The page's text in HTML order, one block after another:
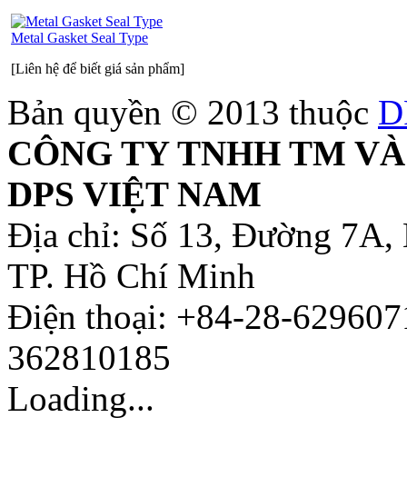
Metal Gasket Seal Type
[Liên hệ để biết giá sản phẩm]
Bản quyền © 2013 thuộc
CÔNG TY TNHH TM
DPS VIỆT NAM
Địa chỉ: Số 13, Đường 7A,
TP. Hồ Chí Minh
Điện thoại: +84-28-
362810185
Loading...